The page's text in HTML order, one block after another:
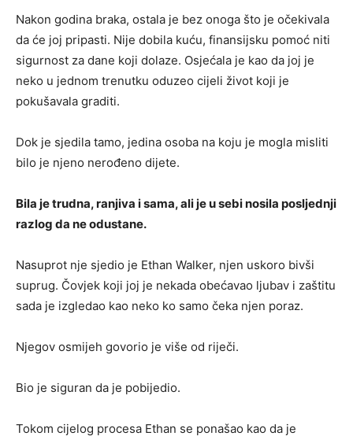
Nakon godina braka, ostala je bez onoga što je očekivala
da će joj pripasti. Nije dobila kuću, finansijsku pomoć niti
sigurnost za dane koji dolaze. Osjećala je kao da joj je
neko u jednom trenutku oduzeo cijeli život koji je
pokušavala graditi.
Dok je sjedila tamo, jedina osoba na koju je mogla misliti
bilo je njeno nerođeno dijete.
Bila je trudna, ranjiva i sama, ali je u sebi nosila posljednji
razlog da ne odustane.
Nasuprot nje sjedio je Ethan Walker, njen uskoro bivši
suprug. Čovjek koji joj je nekada obećavao ljubav i zaštitu
sada je izgledao kao neko ko samo čeka njen poraz.
Njegov osmijeh govorio je više od riječi.
Bio je siguran da je pobijedio.
Tokom cijelog procesa Ethan se ponašao kao da je